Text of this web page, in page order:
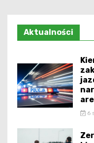
Aktualności
6